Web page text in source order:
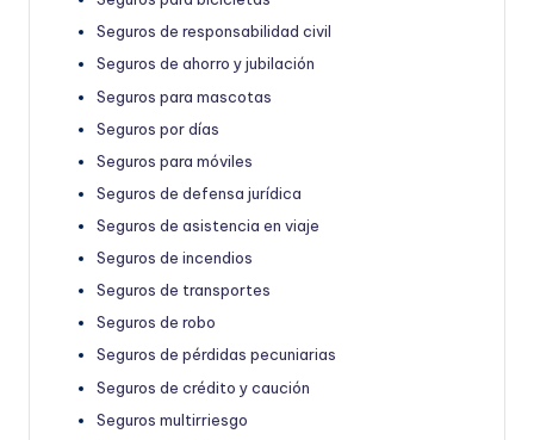
Seguros de responsabilidad civil
Seguros de ahorro y jubilación
Seguros para mascotas
Seguros por días
Seguros para móviles
Seguros de defensa jurídica
Seguros de asistencia en viaje
Seguros de incendios
Seguros de transportes
Seguros de robo
Seguros de pérdidas pecuniarias
Seguros de crédito y caución
Seguros multirriesgo